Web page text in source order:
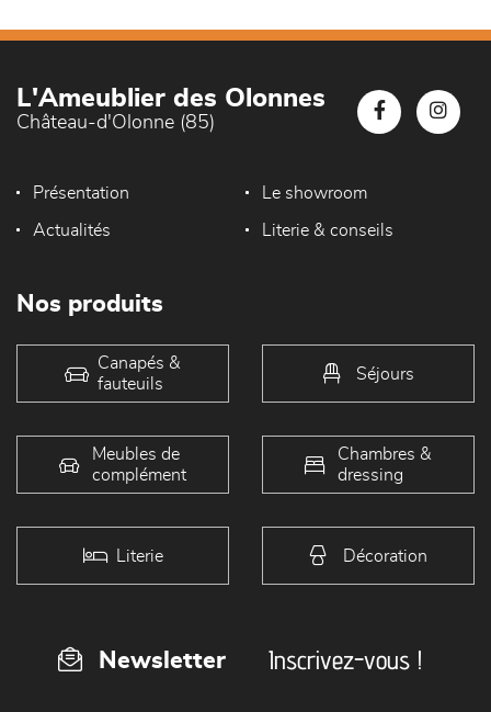
L'Ameublier des Olonnes
Château-d'Olonne (85)
Présentation Le showroom
Actualités Literie & conseils
Nos produits
Canapés &
fauteuils
Séjours
Meubles de
complément
Chambres &
dressing
Literie Décoration
Newsletter Inscrivez-vous !